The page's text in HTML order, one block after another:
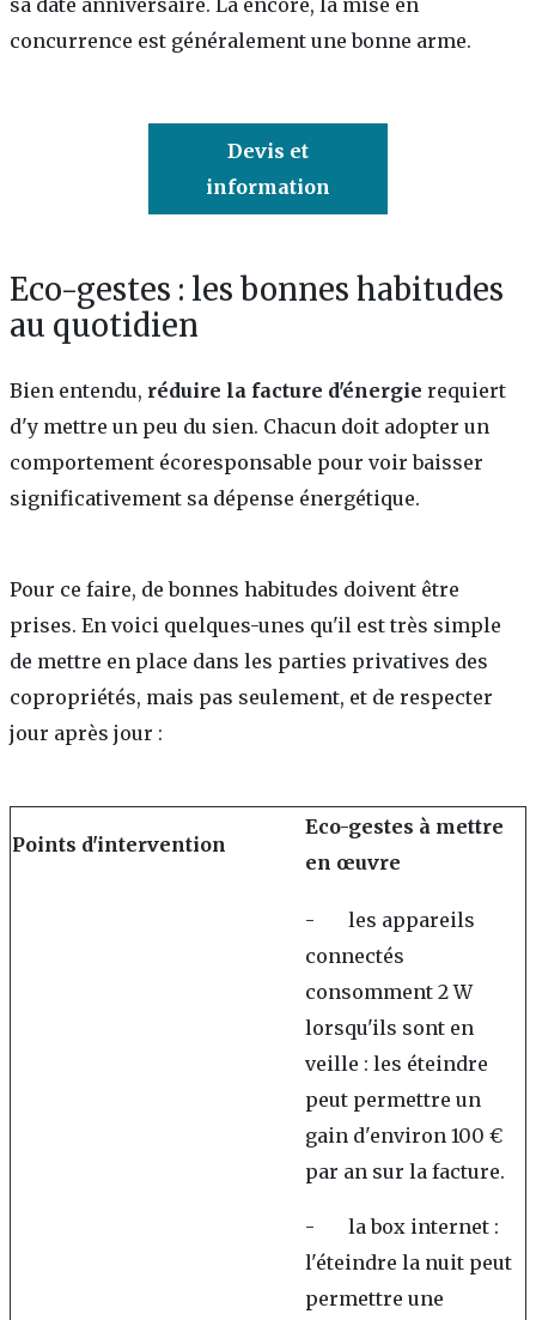
concurrence est généralement une bonne arme.
Devis et
information
Eco-gestes : les bonnes habitudes
au quotidien
Bien entendu, réduire la facture d'énergie requiert
d'y mettre un peu du sien. Chacun doit adopter un
comportement écoresponsable pour voir baisser
significativement sa dépense énergétique.
Pour ce faire, de bonnes habitudes doivent être
prises. En voici quelques-unes qu'il est très simple
de mettre en place dans les parties privatives des
copropriétés, mais pas seulement, et de respecter
jour après jour :
Points d'intervention
Eco-gestes à mettre
en œuvre
- les appareils
connectés
consomment 2 W
lorsqu'ils sont en
veille : les éteindre
peut permettre un
gain d'environ 100 €
par an sur la facture.
- la box internet :
l'éteindre la nuit peut
permettre une